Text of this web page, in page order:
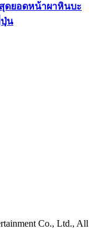
ดยอดหน้าผาหินบะ
น
Co., Ltd., All